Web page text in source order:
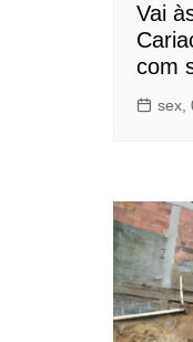
Vai
com
sex,